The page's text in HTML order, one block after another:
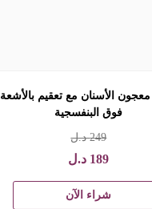
الأسنان مع تعقيم بالأشعة
فوق البنفسجية
249د.ل
189 د.ل
شراء الآن